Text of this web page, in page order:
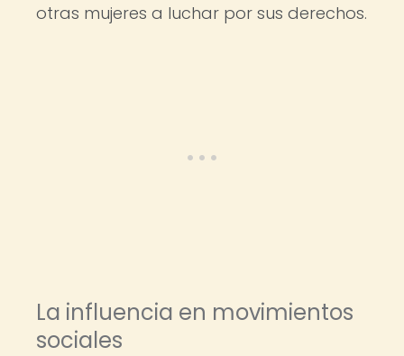
otras mujeres a luchar por sus derechos.
La influencia en movimientos
sociales